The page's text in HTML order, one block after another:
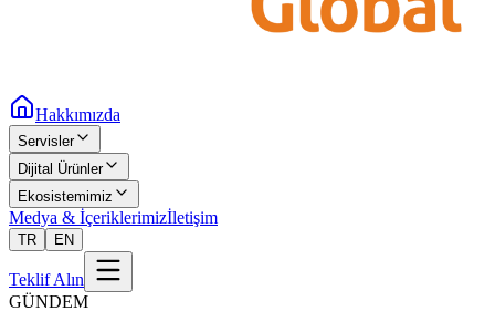
Hakkımızda
Servisler
Dijital Ürünler
Ekosistemimiz
Medya & İçeriklerimizİletişim
TR EN
Teklif Alın
GÜNDEM